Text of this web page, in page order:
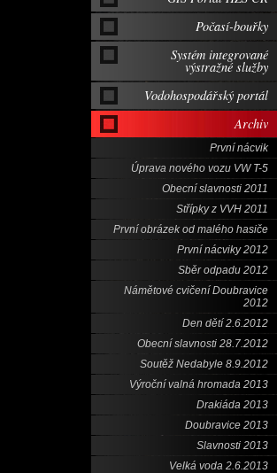
Počasí-bouřky
Systém integrované
výstražné služby
Vodohospodářský portál
Archiv
První nácvik
Úprava nového vozu VW T-5
Obecní slavnosti 2011
Střípky z VVH 2011
První obrázek od malého hasiče
První nácviky 2012
Sběr odpadu 2012
Námětové cvičení Doubravice
2012
Den dětí 2.6.2012
Obecní slavnosti 28.7.2012
Soutěž Nedabyle 8.9.2012
Výroční valná hromada 2013
Drakiáda 2013
Doubravice 2013
Slavnosti 2013
Velká voda 2.6.2013